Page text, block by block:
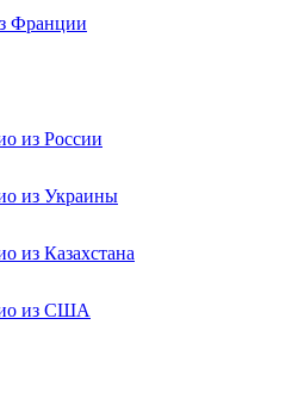
Франции
из России
из Украины
из Казахстана
из США